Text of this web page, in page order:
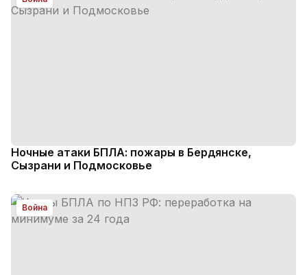
Ночные атаки БПЛА: пожары в Бердянске,
Сызрани и Подмосковье
Война